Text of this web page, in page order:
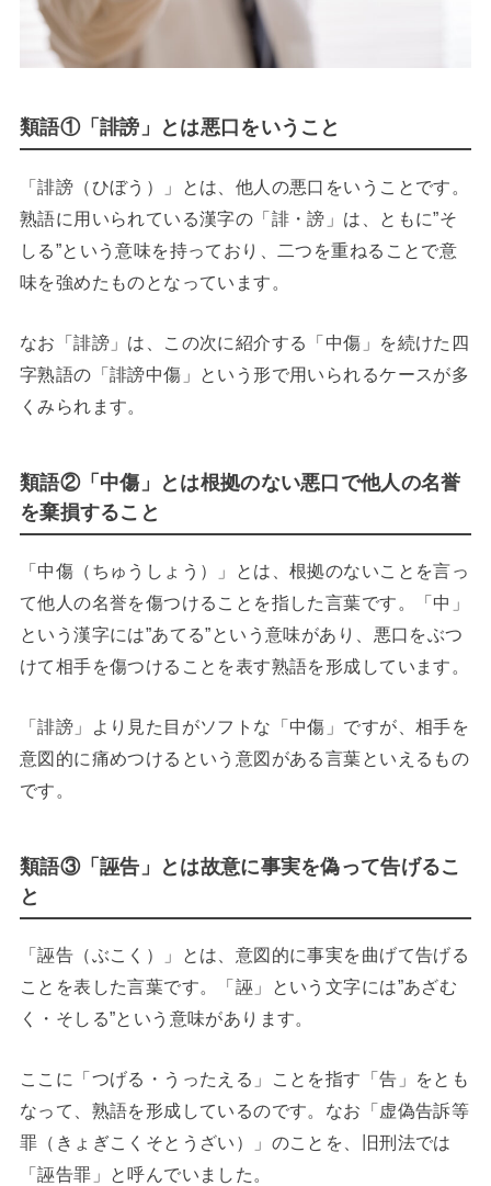
類語①「誹謗」とは悪口をいうこと
「誹謗（ひぼう）」とは、他人の悪口をいうことです。
熟語に用いられている漢字の「誹・謗」は、ともに”そ
しる”という意味を持っており、二つを重ねることで意
味を強めたものとなっています。
なお「誹謗」は、この次に紹介する「中傷」を続けた四
字熟語の「誹謗中傷」という形で用いられるケースが多
くみられます。
類語②「中傷」とは根拠のない悪口で他人の名誉
を棄損すること
「中傷（ちゅうしょう）」とは、根拠のないことを言っ
て他人の名誉を傷つけることを指した言葉です。「中」
という漢字には”あてる”という意味があり、悪口をぶつ
けて相手を傷つけることを表す熟語を形成しています。
「誹謗」より見た目がソフトな「中傷」ですが、相手を
意図的に痛めつけるという意図がある言葉といえるもの
です。
類語③「誣告」とは故意に事実を偽って告げるこ
と
「誣告（ぶこく）」とは、意図的に事実を曲げて告げる
ことを表した言葉です。「誣」という文字には”あざむ
く・そしる”という意味があります。
ここに「つげる・うったえる」ことを指す「告」をとも
なって、熟語を形成しているのです。なお「虚偽告訴等
罪（きょぎこくそとうざい）」のことを、旧刑法では
「誣告罪」と呼んでいました。